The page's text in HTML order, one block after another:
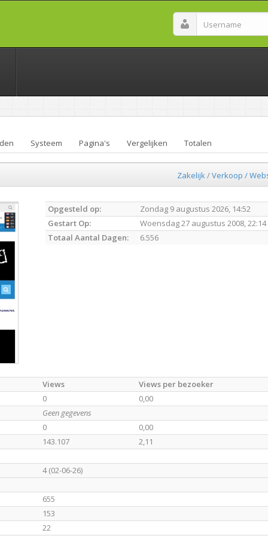
Systeem Pagina's Vergelijken Totalen
Zakelijk /Verkoop /
Opgesteld op:
Zondag 9 augustus 2026, 14:52
Gestart Op:
Woensdag 27 augustus 2008, 22:14
Totaal Aantal Dagen:
6.556
Views
Views per bezoeker
0
0,00
Geen gegevens
0
0,00
143.107 2,11
4 (02-06-26)
655
153
22